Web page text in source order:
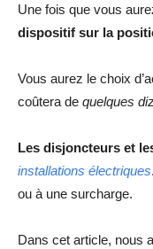
Une fois que vous
dispositif sur la
Vous aurez le choix
coûtera de quelques
Les disjoncteurs et
installations électriques
ou à une surcharge.
Dans cet article, nous